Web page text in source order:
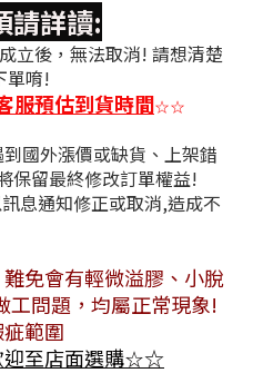
請詳讀:
立後，無法取消! 請想清楚
單唷!
服預估到貨時間☆☆
國外漲價或缺貨、上架錯
保留最終修改訂單權益!
息通知修正或取消,造成不
見諒!
免會有輕微溢膠、小脫
工問題，均屬正常現象!
範圍
至店面選購☆☆